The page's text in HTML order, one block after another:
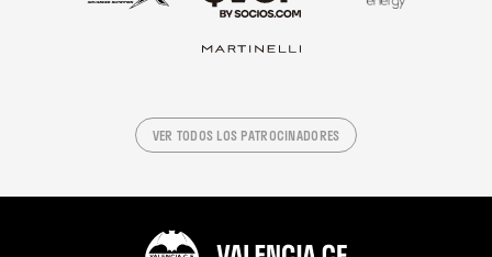
VER TODOS LOS PATROCINADORES